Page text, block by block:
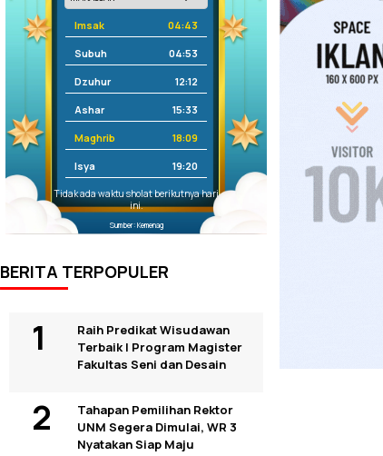
Imsak 04:43
Subuh 04:53
Dzuhur 12:12
Ashar 15:33
Maghrib 18:09
Isya 19:20
Tidak ada waktu sholat berikutnya hari
ini.
Sumber: Kemenag
BERITA TERPOPULER
Raih Predikat Wisudawan
Terbaik I Program Magister
Fakultas Seni dan Desain
Tahapan Pemilihan Rektor
UNM Segera Dimulai, WR 3
Nyatakan Siap Maju